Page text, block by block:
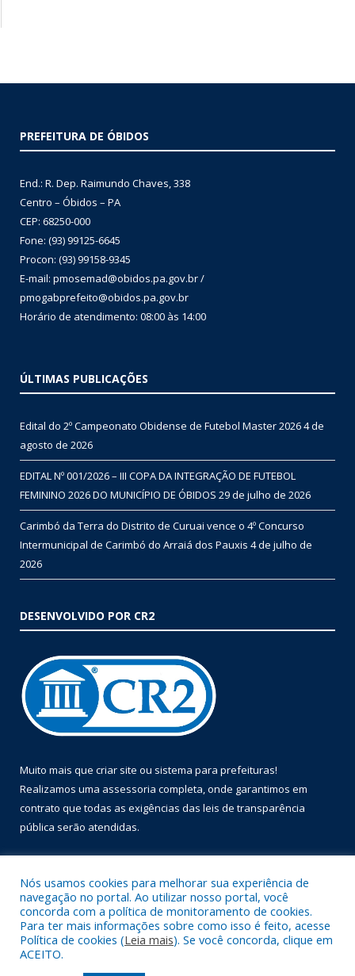
PREFEITURA DE ÓBIDOS
End.: R. Dep. Raimundo Chaves, 338
Centro – Óbidos – PA
CEP: 68250-000
Fone: (93) 99125-6645
Procon: (93) 99158-9345
E-mail: pmosemad@obidos.pa.gov.br /
pmogabprefeito@obidos.pa.gov.br
Horário de atendimento: 08:00 às 14:00
ÚLTIMAS PUBLICAÇÕES
Edital do 2º Campeonato Obidense de Futebol Master 20264 de
agosto de 2026
EDITAL Nº 001/2026 – III COPA DA INTEGRAÇÃO DE FUTEBOL
FEMININO 2026 DO MUNICÍPIO DE ÓBIDOS 29 de julho de 2026
Carimbó da Terra do Distrito de Curuai vence o 4º Concurso
Intermunicipal de Carimbó do Arraiá dos Pauxis 4 de julho de
2026
DESENVOLVIDO POR CR2
Muito mais que criar site ou sistema para prefeituras!
Realizamos uma assessoria completa, onde garantimos em
contrato que todas as exigências das leis de transparência
pública serão atendidas.
Todos os direitos reservados a Prefeitura Municipal de Óbidos.
Nós usamos cookies para melhorar sua experiência de
navegação no portal. Ao utilizar nosso portal, você
concorda com a política de monitoramento de cookies.
Para ter mais informações sobre como isso é feito, acesse
Política de cookies (Leia mais). Se você concorda, clique em
ACEITO.